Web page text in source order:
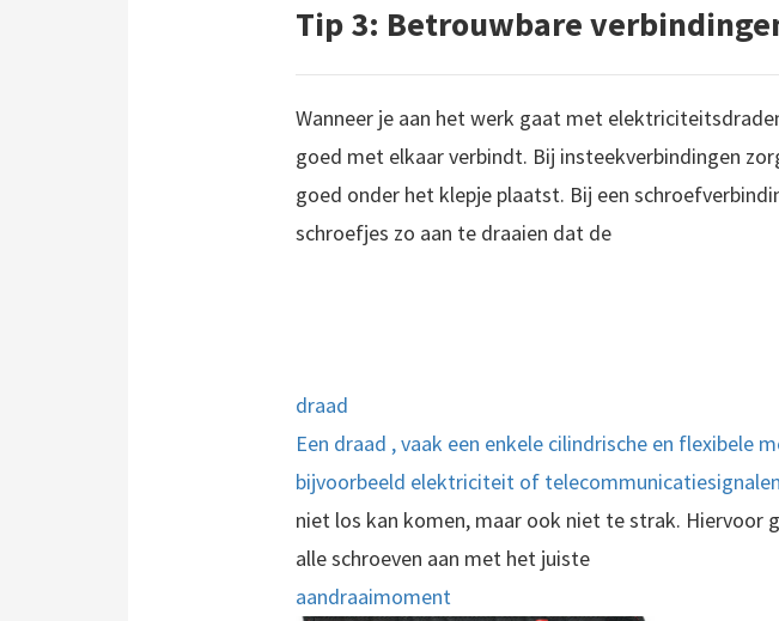
Tip 3: Betrouwbare
Wanneer je aan het werk gaat met
goed met elkaar verbindt. Bij insteekverbindingen
goed onder het klepje plaatst. Bij een
schroefjes zo aan te draaien dat de
draad
Een draad , vaak een enkele cilindrische en
bijvoorbeeld elektriciteit of
niet los kan komen, maar ook niet te strak. Hiervoor
alle schroeven aan met het juiste
aandraaimoment